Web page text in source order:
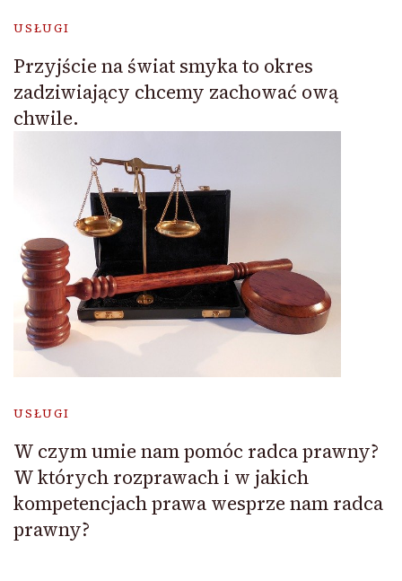
USŁUGI
Przyjście na świat smyka to okres
zadziwiający chcemy zachować ową
chwile.
USŁUGI
W czym umie nam pomóc radca prawny?
W których rozprawach i w jakich
kompetencjach prawa wesprze nam radca
prawny?